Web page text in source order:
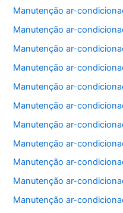
Manutenção ar-
Manutenção ar-
Manutenção ar-
Manutenção ar-
Manutenção ar-
Manutenção ar-
Manutenção ar-
Manutenção ar-
Manutenção ar-
Manutenção ar-
Manutenção ar-